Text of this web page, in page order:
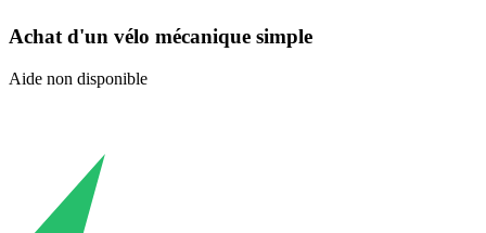
Achat d'un vélo mécanique simple
Aide non disponible